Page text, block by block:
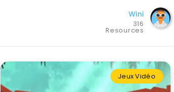
Wini
316
Resources
Jeux Vidéo